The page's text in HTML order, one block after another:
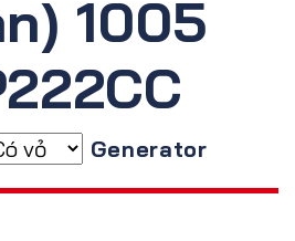
1005
Generator